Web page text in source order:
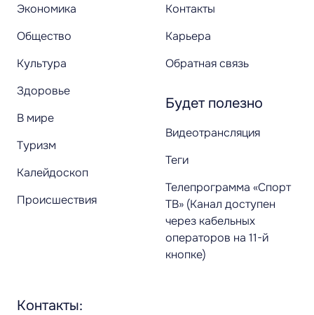
Экономика
Общество
Культура
Здоровье
В мире
Туризм
Калейдоскоп
Происшествия
Контакты
Карьера
Обратная связь
Будет полезно
Видеотрансляция
Теги
Телепрограмма «Спорт
ТВ» (Канал доступен
через кабельных
операторов на 11-й
кнопке)
Контакты: